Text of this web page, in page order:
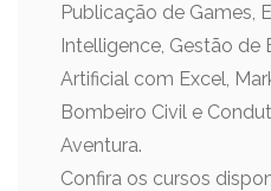
Publicação de Games,
Intelligence, Gestão de
Artificial com Excel,
Bombeiro Civil e
Aventura.
Confira os cursos